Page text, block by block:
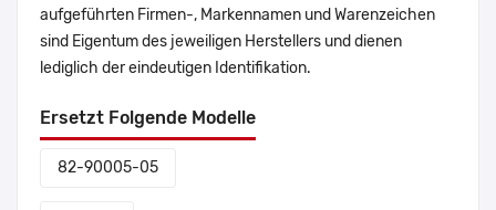
aufgeführten Firmen-, Markennamen und Warenzeichen
sind Eigentum des jeweiligen Herstellers und dienen
lediglich der eindeutigen Identifikation.
Ersetzt Folgende Modelle
82-90005-05